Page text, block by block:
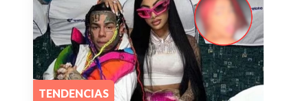
TENDENCIAS